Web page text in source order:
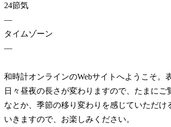
24節気
—
タイムゾーン
—
和時計オンラインのWebサイトへようこそ。
日々昼夜の長さが変わりますので、たまに
なとか、季節の移り変わりを感じていただ
いきますので、お楽しみください。